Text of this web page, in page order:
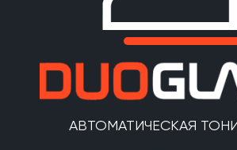
АВТОМАТИЧЕСКАЯ